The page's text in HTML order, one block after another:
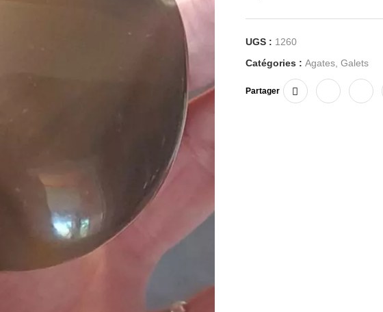
UGS : 1260
Catégories : Agates, Galets
Partager